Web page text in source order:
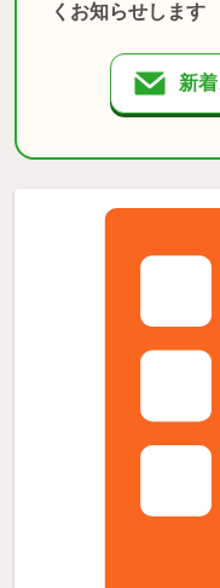
くお知らせします
新